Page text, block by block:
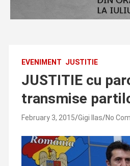
EVENIMENT JUSTITIE
JUSTITIE cu
transmise
February 3, 2015 Gigi Ilas No